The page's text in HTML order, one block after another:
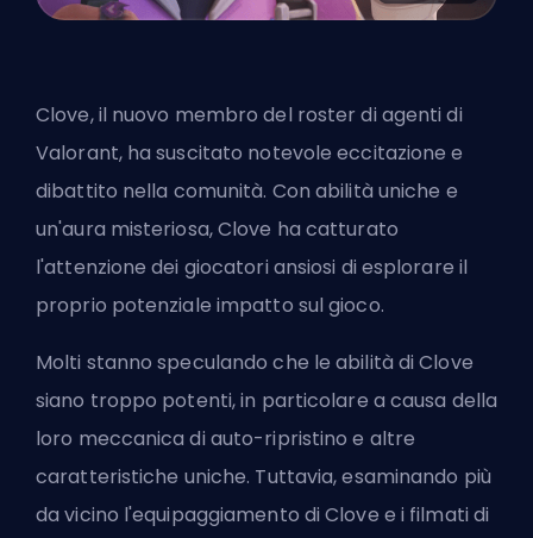
Clove, il nuovo membro del roster di agenti di
Valorant, ha suscitato notevole eccitazione e
dibattito nella comunità. Con abilità uniche e
un'aura misteriosa, Clove ha catturato
l'attenzione dei giocatori ansiosi di esplorare il
proprio potenziale impatto sul gioco.
Molti stanno speculando che le abilità di Clove
siano troppo potenti, in particolare a causa della
loro meccanica di auto-ripristino e altre
caratteristiche uniche. Tuttavia, esaminando più
da vicino l'equipaggiamento di Clove e i filmati di